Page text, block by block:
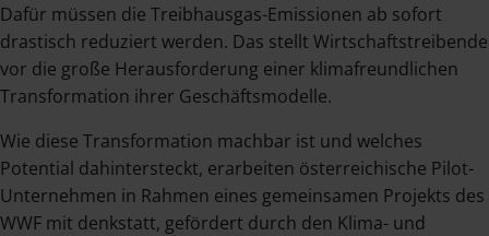
Dafür müssen die Treibhausgas-Emissionen ab sofort
drastisch reduziert werden. Das stellt Wirtschaftstreibende
vor die große Herausforderung einer klimafreundlichen
Transformation ihrer Geschäftsmodelle.
Wie diese Transformation machbar ist und welches
Potential dahintersteckt, erarbeiten österreichische Pilot-
Unternehmen in Rahmen eines gemeinsamen Projekts des
WWF mit denkstatt, gefördert durch den Klima- und